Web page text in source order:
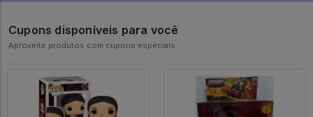
Cupons disponíveis para você
Aproveite produtos com cupons especiais